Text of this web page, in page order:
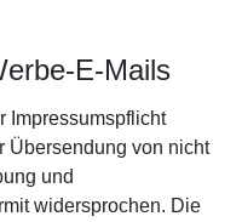
E-Mails
Impressumspflicht
Übersendung von nicht
und
widersprochen. Die